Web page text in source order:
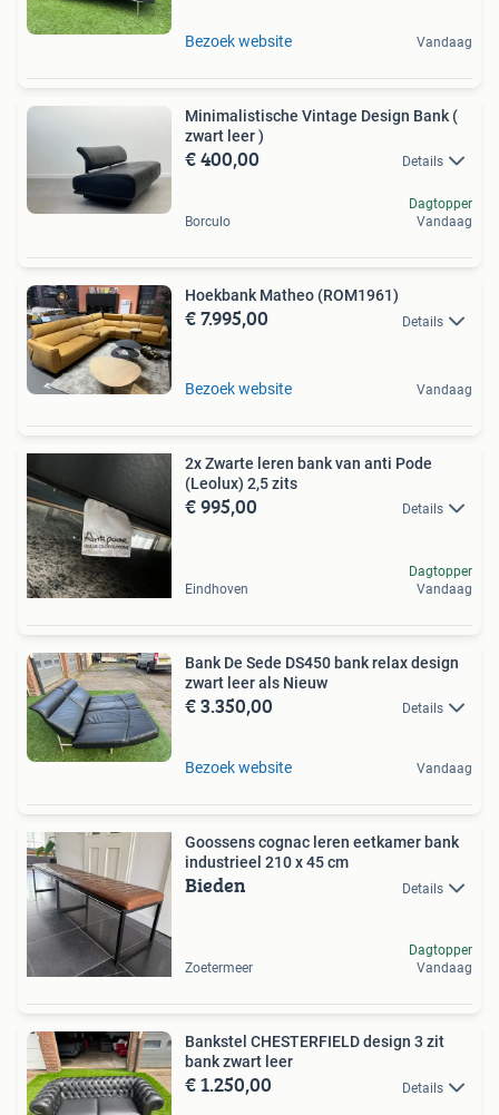
Bezoek website Vandaag
Minimalistische Vintage Design Bank (
zwart leer )
€ 400,00 Details
Borculo
Dagtopper
Vandaag
Hoekbank Matheo (ROM1961)
€ 7.995,00 Details
Bezoek website Vandaag
2x Zwarte leren bank van anti Pode
(Leolux) 2,5 zits
€ 995,00 Details
Eindhoven
Dagtopper
Vandaag
Bank De Sede DS450 bank relax design
zwart leer als Nieuw
€ 3.350,00 Details
Bezoek website Vandaag
Goossens cognac leren eetkamer bank
industrieel 210 x 45 cm
Bieden Details
Zoetermeer
Dagtopper
Vandaag
Bankstel CHESTERFIELD design 3 zit
bank zwart leer
€ 1.250,00 Details